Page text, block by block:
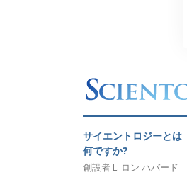
サイエントロジーとは
何ですか?
創設者 L. ロン ハバード